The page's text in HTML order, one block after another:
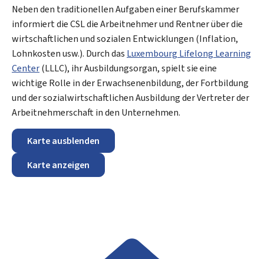
Neben den traditionellen Aufgaben einer Berufskammer
informiert die CSL die Arbeitnehmer und Rentner über die
wirtschaftlichen und sozialen Entwicklungen (Inflation,
Lohnkosten usw.). Durch das Luxembourg Lifelong Learning
Center(LLLC), ihr Ausbildungsorgan, spielt sie eine
wichtige Rolle in der Erwachsenenbildung, der Fortbildung
und der sozialwirtschaftlichen Ausbildung der Vertreter der
Arbeitnehmerschaft in den Unternehmen.
Karte ausblenden
Karte anzeigen